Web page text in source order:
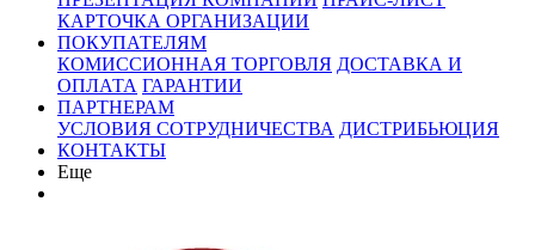
КАРТОЧКА ОРГАНИЗАЦИИ
ПОКУПАТЕЛЯМ
КОМИССИОННАЯ ТОРГОВЛЯ ДОСТАВКА И
ОПЛАТА ГАРАНТИИ
ПАРТНЕРАМ
УСЛОВИЯ СОТРУДНИЧЕСТВА ДИСТРИБЬЮЦИЯ
КОНТАКТЫ
Еще